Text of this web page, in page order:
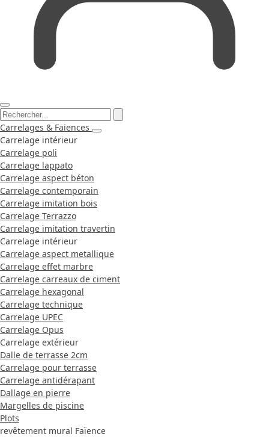
Carrelages & Faiences
Carrelage intérieur
Carrelage poli
Carrelage lappato
Carrelage aspect béton
Carrelage contemporain
Carrelage imitation bois
Carrelage Terrazzo
Carrelage imitation travertin
Carrelage intérieur
Carrelage aspect metallique
Carrelage effet marbre
Carrelage carreaux de ciment
Carrelage hexagonal
Carrelage technique
Carrelage UPEC
Carrelage Opus
Carrelage extérieur
Dalle de terrasse 2cm
Carrelage pour terrasse
Carrelage antidérapant
Dallage en pierre
Margelles de piscine
Plots
revêtement mural Faïence